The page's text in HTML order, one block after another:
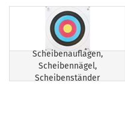
Scheibenauflagen,
Scheibennägel,
Scheibenständer